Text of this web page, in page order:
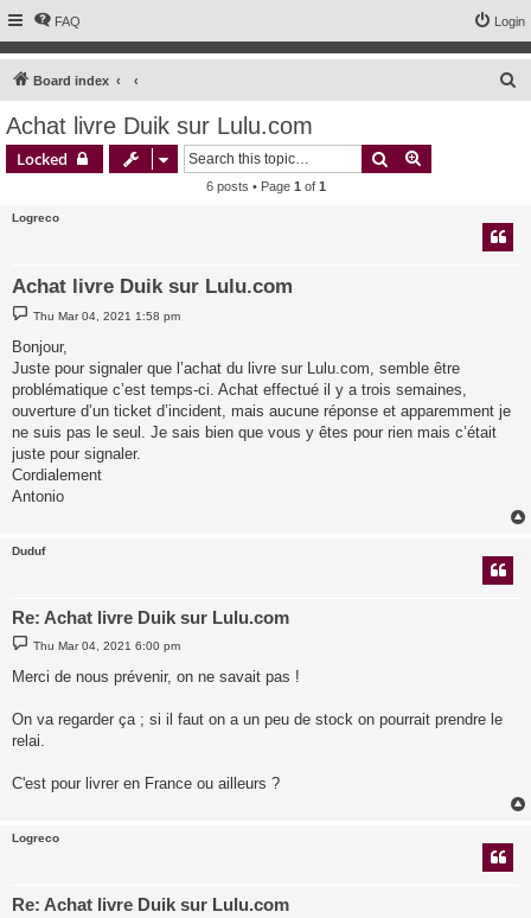
FAQ Login
Board index
Achat livre Duik sur Lulu.com
Locked Search
6 posts • Page 1 of 1
Logreco
Achat livre Duik sur Lulu.com
P
o
t
Thu Mar 04, 2021 1:58 pm
Bonjour,
Juste pour signaler que l’achat du livre sur Lulu.com, semble être
problématique c’est temps-ci. Achat effectué il y a trois semaines,
ouverture d’un ticket d’incident, mais aucune réponse et apparemment je
ne suis pas le seul. Je sais bien que vous y êtes pour rien mais c’était
juste pour signaler.
Cordialement
Antonio
Duduf
Re: Achat livre Duik sur Lulu.com
P
o
t
Thu Mar 04, 2021 6:00 pm
Merci de nous prévenir, on ne savait pas !
On va regarder ça ; si il faut on a un peu de stock on pourrait prendre le
relai.
C'est pour livrer en France ou ailleurs ?
Logreco
Re: Achat livre Duik sur Lulu.com